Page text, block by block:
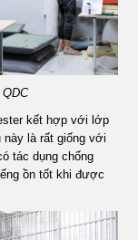
kết hợp với lớp
là rất giống với
tác dụng chống
ồn tốt khi được